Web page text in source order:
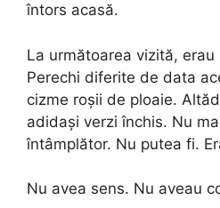
întors acasă.
La următoarea vizită,
Perechi diferite de data
cizme roșii de ploaie.
adidași verzi închis. Nu
întâmplător. Nu putea fi.
Nu avea sens. Nu aveau